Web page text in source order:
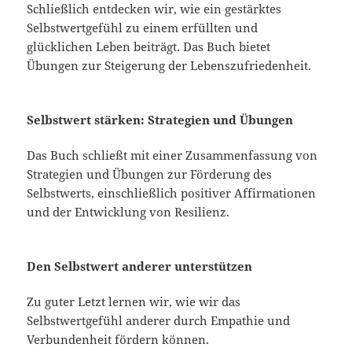
Schließlich entdecken wir, wie ein gestärktes
Selbstwertgefühl zu einem erfüllten und
glücklichen Leben beiträgt. Das Buch bietet
Übungen zur Steigerung der Lebenszufriedenheit.
Selbstwert stärken: Strategien und Übungen
Das Buch schließt mit einer Zusammenfassung von
Strategien und Übungen zur Förderung des
Selbstwerts, einschließlich positiver Affirmationen
und der Entwicklung von Resilienz.
Den Selbstwert anderer unterstützen
Zu guter Letzt lernen wir, wie wir das
Selbstwertgefühl anderer durch Empathie und
Verbundenheit fördern können.